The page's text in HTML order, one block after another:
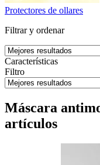
Protectores de ollares
Filtrar y ordenar
Características
Filtro
Máscara
artículos